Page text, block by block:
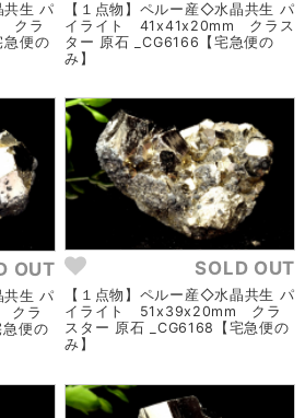
共生 パ
クラ
急便の
【１点物】ペルー産◇水晶共生 パ
イライト 41x41x20mm クラス
ター 原石 _CG6166【宅急便の
み】
OUT
共生 パ
クラ
便の
SOLD OUT
【１点物】ペルー産◇水晶共生 パ
イライト 51x39x20mm クラ
スター 原石 _CG6168【宅急便の
み】